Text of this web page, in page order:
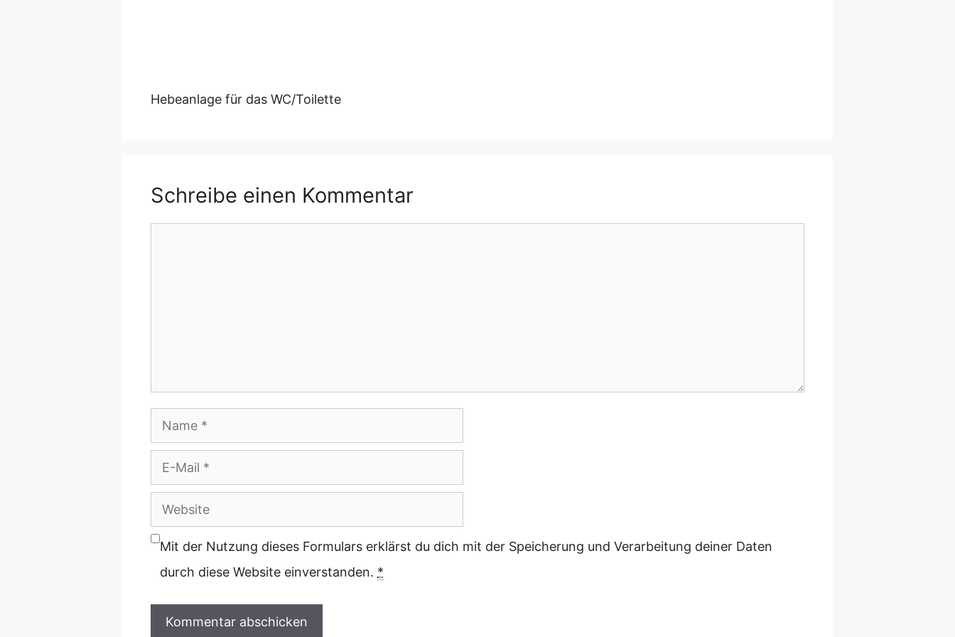
Hebeanlage für das WC/Toilette
Schreibe einen Kommentar
Name
E-
Mail
Website
Mit der Nutzung dieses Formulars erklärst du dich mit der Speicherung und Verarbeitung deiner Daten
durch diese Website einverstanden. *